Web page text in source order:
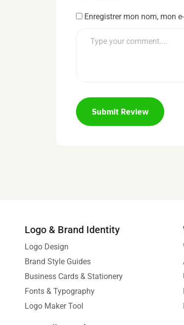
Enregistrer mon nom, mon
Submit Review
Logo & Brand Identity
Logo Design
Brand Style Guides
Business Cards & Stationery
Fonts & Typography
Logo Maker Tool